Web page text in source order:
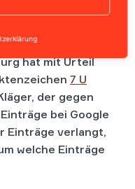
hat mit Urteil
7 U
der gegen
bei Google
Einträge verlangt,
welche Einträge